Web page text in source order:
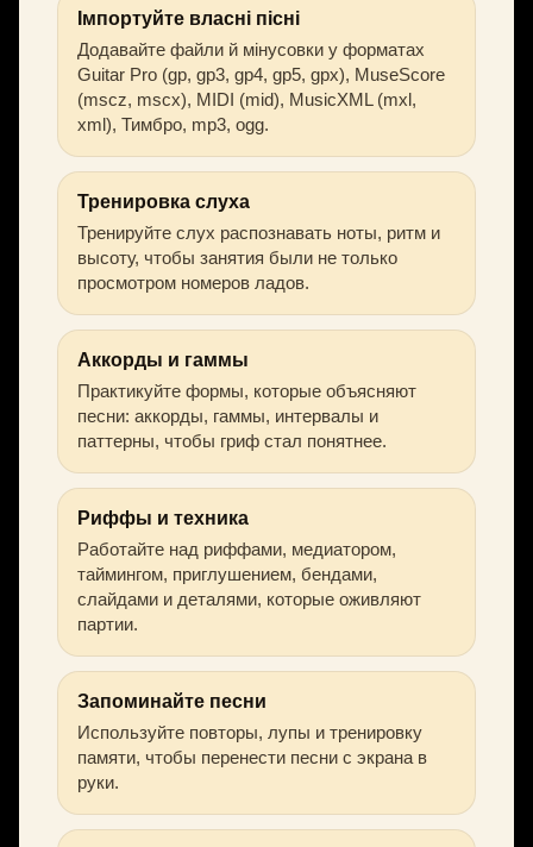
Імпортуйте власні пісні
Додавайте файли й мінусовки у форматах
Guitar Pro (gp, gp3, gp4, gp5, gpx), MuseScore
(mscz, mscx), MIDI (mid), MusicXML (mxl,
xml), Тимбро, mp3, ogg.
Тренировка слуха
Тренируйте слух распознавать ноты, ритм и
высоту, чтобы занятия были не только
просмотром номеров ладов.
Аккорды и гаммы
Практикуйте формы, которые объясняют
песни: аккорды, гаммы, интервалы и
паттерны, чтобы гриф стал понятнее.
Риффы и техника
Работайте над риффами, медиатором,
таймингом, приглушением, бендами,
слайдами и деталями, которые оживляют
партии.
Запоминайте песни
Используйте повторы, лупы и тренировку
памяти, чтобы перенести песни с экрана в
руки.